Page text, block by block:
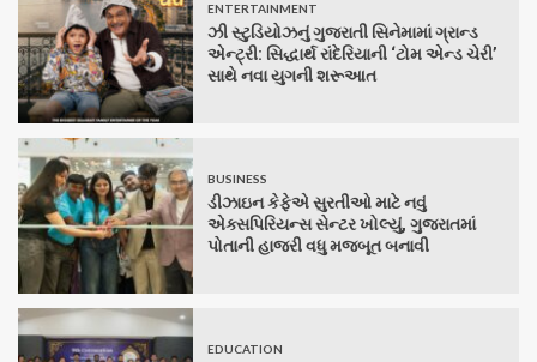
ENTERTAINMENT
ઝી સ્ટુડિયોઝનું ગુજરાતી સિનેમામાં ગ્રાન્ડ
એન્ટ્રી: સિદ્ધાર્થ રાંદેરિયાની ‘ટોમ એન્ડ ચેરી’
સાથે નવા યુગની શરૂઆત
BUSINESS
ડીઝાઇન કેફેએ સુરતીઓ માટે નવું
એક્સપિરિયન્સ સેન્ટર ખોલ્યું, ગુજરાતમાં
પોતાની હાજરી વધુ મજબૂત બનાવી
EDUCATION